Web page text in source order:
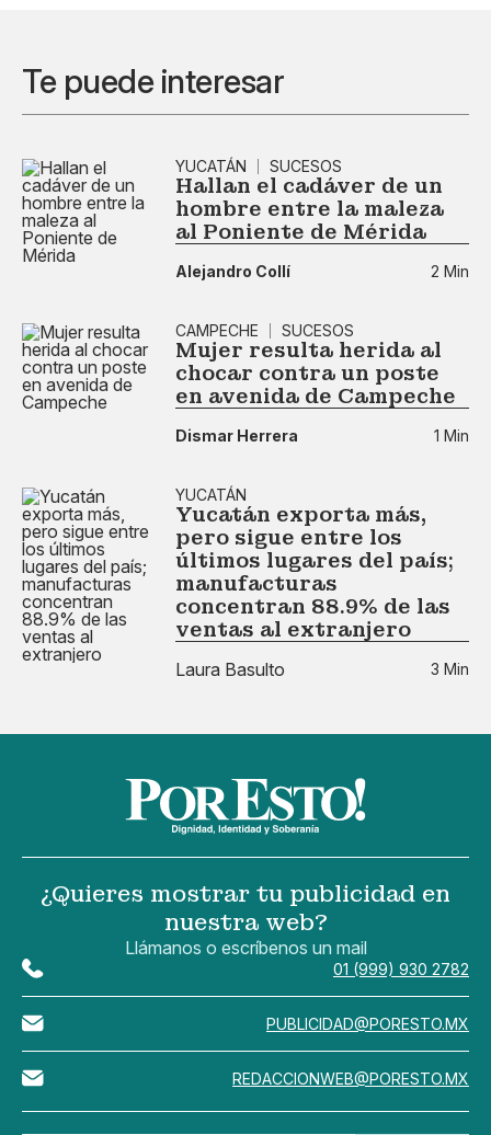
Te puede interesar
YUCATÁN SUCESOS
Hallan el cadáver de un
hombre entre la maleza
al Poniente de Mérida
Alejandro Collí 2 Min
CAMPECHE SUCESOS
Mujer resulta herida al
chocar contra un poste
en avenida de Campeche
Dismar Herrera 1 Min
YUCATÁN
Yucatán exporta más,
pero sigue entre los
últimos lugares del país;
manufacturas
concentran 88.9% de las
ventas al extranjero
Laura Basulto 3 Min
¿Quieres mostrar tu publicidad en
nuestra web?
Llámanos o escríbenos un mail
01 (999) 930 2782
PUBLICIDAD@PORESTO.MX
REDACCIONWEB@PORESTO.MX